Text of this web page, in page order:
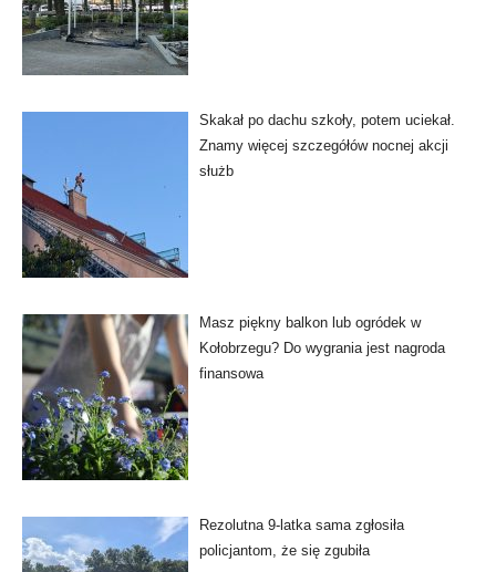
Skakał po dachu szkoły, potem uciekał.
Znamy więcej szczegółów nocnej akcji
służb
Masz piękny balkon lub ogródek w
Kołobrzegu? Do wygrania jest nagroda
finansowa
Rezolutna 9-latka sama zgłosiła
policjantom, że się zgubiła